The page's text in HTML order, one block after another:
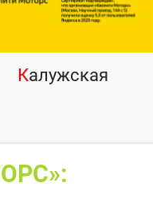
Калужская